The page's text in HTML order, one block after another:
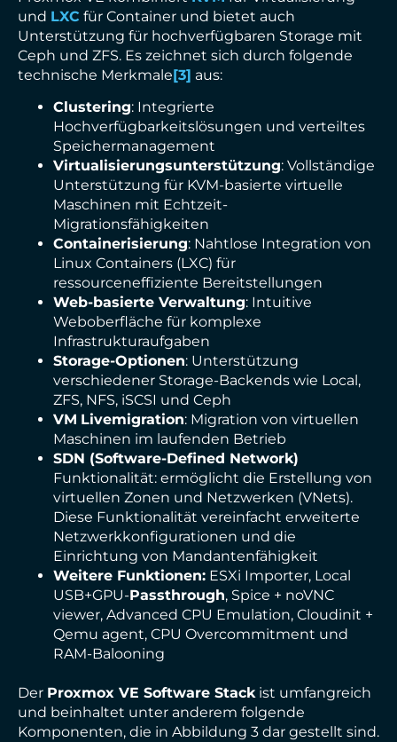
und LXC für Container und bietet auch
Unterstützung für hochverfügbaren Storage mit
Ceph und ZFS. Es zeichnet sich durch folgende
technische Merkmale[3] aus:
Clustering: Integrierte
Hochverfügbarkeitslösungen und verteiltes
Speichermanagement
Virtualisierungsunterstützung: Vollständige
Unterstützung für KVM-basierte virtuelle
Maschinen mit Echtzeit-
Migrationsfähigkeiten
Containerisierung: Nahtlose Integration von
Linux Containers (LXC) für
ressourceneffiziente Bereitstellungen
Web-basierte Verwaltung: Intuitive
Weboberfläche für komplexe
Infrastrukturaufgaben
Storage-Optionen: Unterstützung
verschiedener Storage-Backends wie Local,
ZFS, NFS, iSCSI und Ceph
VM Livemigration: Migration von virtuellen
Maschinen im laufenden Betrieb
SDN (Software-Defined Network)
Funktionalität: ermöglicht die Erstellung von
virtuellen Zonen und Netzwerken (VNets).
Diese Funktionalität vereinfacht erweiterte
Netzwerkkonfigurationen und die
Einrichtung von Mandantenfähigkeit
Weitere Funktionen: ESXi Importer, Local
USB+GPU-Passthrough, Spice + noVNC
viewer, Advanced CPU Emulation, Cloudinit +
Qemu agent, CPU Overcommitment und
RAM-Balooning
Der Proxmox VE Software Stackist umfangreich
und beinhaltet unter anderem folgende
Komponenten, die in Abbildung 3 dar gestellt sind.